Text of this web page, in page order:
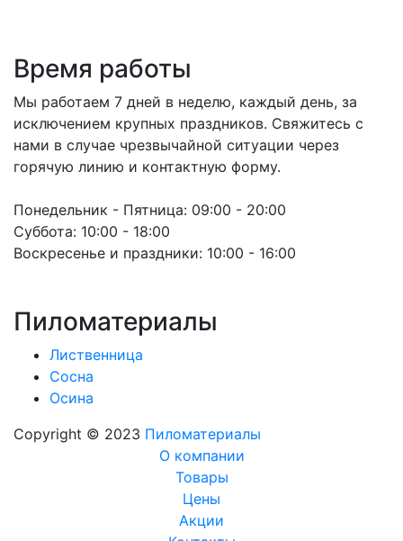
Время работы
Мы работаем 7 дней в неделю, каждый день, за
исключением крупных праздников. Свяжитесь с
нами в случае чрезвычайной ситуации через
горячую линию и контактную форму.
Понедельник - Пятница: 09:00 - 20:00
Суббота: 10:00 - 18:00
Воскресенье и праздники: 10:00 - 16:00
Пиломатериалы
Лиственница
Сосна
Осина
Copyright © 2023 Пиломатериалы
О компании
Товары
Цены
Акции